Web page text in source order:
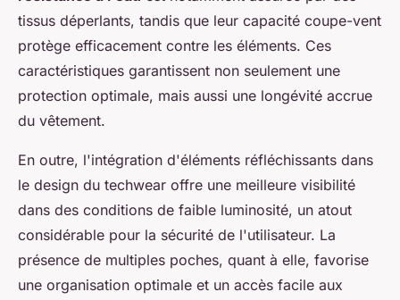
tissus déperlants, tandis que leur capacité coupe-vent
protège efficacement contre les éléments. Ces
caractéristiques garantissent non seulement une
protection optimale, mais aussi une longévité accrue
du vêtement.
En outre, l'intégration d'éléments réfléchissants dans
le design du techwear offre une meilleure visibilité
dans des conditions de faible luminosité, un atout
considérable pour la sécurité de l'utilisateur. La
présence de multiples poches, quant à elle, favorise
une organisation optimale et un accès facile aux